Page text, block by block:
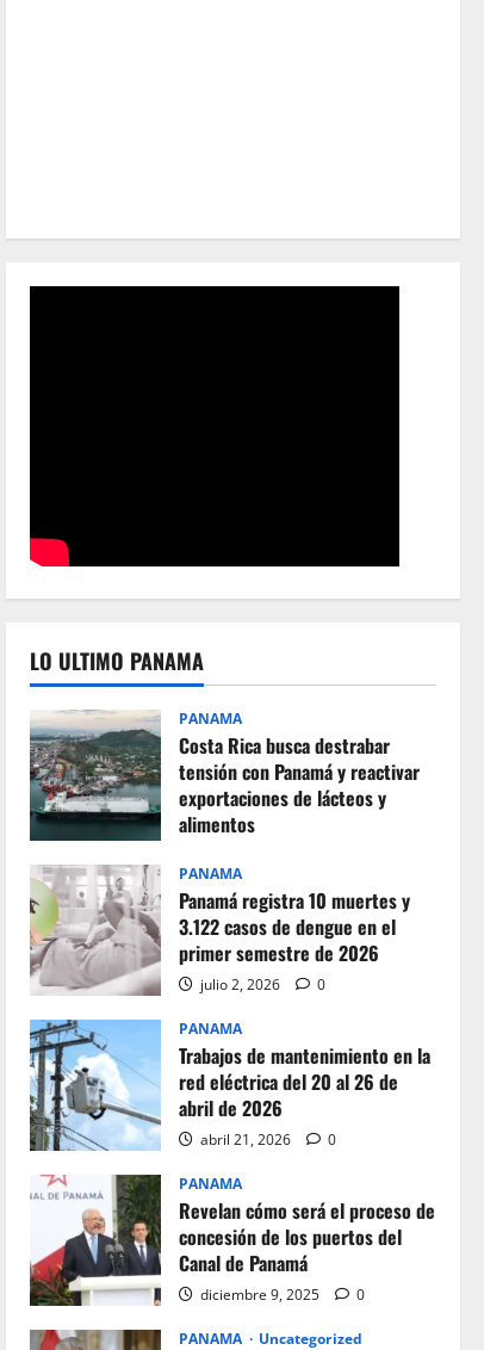
LO ULTIMO PANAMA
PANAMA
Costa Rica busca destrabar
tensión con Panamá y reactivar
exportaciones de lácteos y
alimentos
PANAMA
Panamá registra 10 muertes y
3.122 casos de dengue en el
primer semestre de 2026
julio 2, 2026 0
PANAMA
Trabajos de mantenimiento en la
red eléctrica del 20 al 26 de
abril de 2026
abril 21, 2026 0
PANAMA
Revelan cómo será el proceso de
concesión de los puertos del
Canal de Panamá
diciembre 9, 2025 0
PANAMA Uncategorized